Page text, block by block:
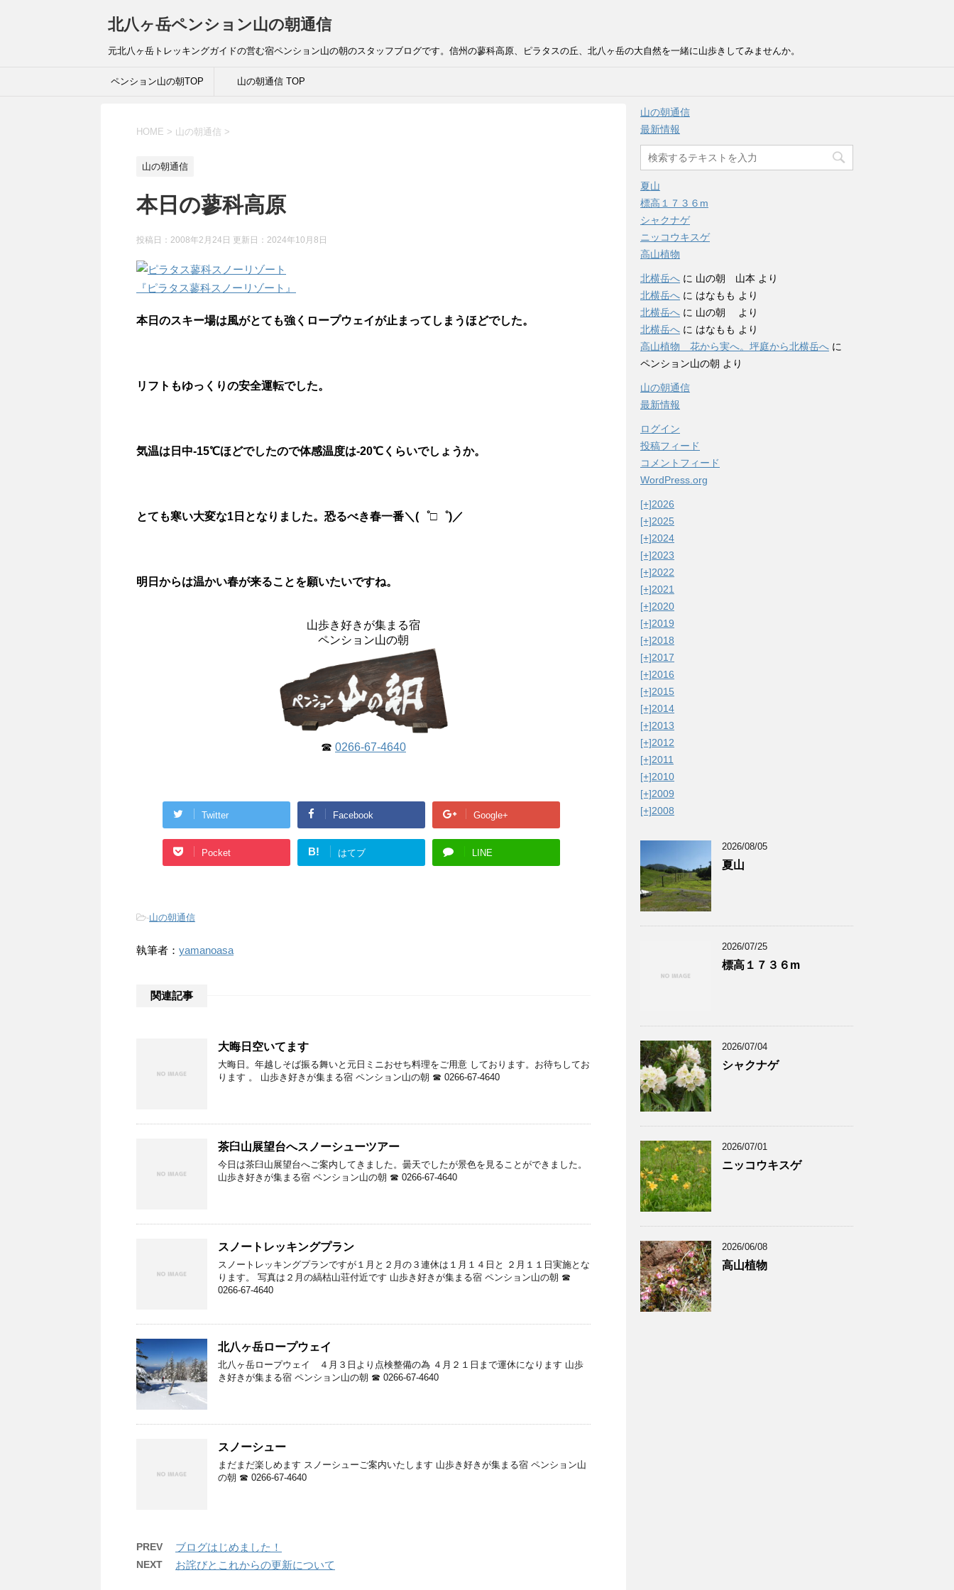
北八ヶ岳ペンション山の朝通信
元北八ヶ岳トレッキングガイドの営む宿ペンション山の朝のスタッフブログです。信州の蓼科高原、ピラタスの丘、北八ヶ岳の大自然を一緒に山歩きしてみませんか。
ペンション山の朝TOP 山の朝通信 TOP
HOME > 山の朝通信 >
山の朝通信
本日の蓼科高原
投稿日：2008年2月24日 更新日： 2024年10月8日
『ピラタス蓼科スノーリゾート』
本日のスキー場は風がとても強くロープウェイが止まってしまうほどでした。
リフトもゆっくりの安全運転でした。
気温は日中-15℃ほどでしたので体感温度は-20℃くらいでしょうか。
とても寒い大変な1日となりました。恐るべき春一番＼(゜□゜)／
明日からは温かい春が来ることを願いたいですね。
山歩き好きが集まる宿
ペンション山の朝
☎ 0266-67-4640
Twitter Facebook Google+
Pocket B! はてブ LINE
-山の朝通信
執筆者： yamanoasa
関連記事
大晦日空いてます
大晦日。年越しそば振る舞いと元日ミニおせち料理をご用意 しております。お待ちしてお
ります 。 山歩き好きが集まる宿 ペンション山の朝 ☎ 0266-67-4640
茶臼山展望台へスノーシューツアー
今日は茶臼山展望台へご案内してきました。曇天でしたが景色を見ることができました。
山歩き好きが集まる宿 ペンション山の朝 ☎ 0266-67-4640
スノートレッキングプラン
スノートレッキングプランですが１月と２月の３連休は１月１４日と ２月１１日実施とな
ります。 写真は２月の縞枯山荘付近です 山歩き好きが集まる宿 ペンション山の朝 ☎
0266-67-4640
北八ヶ岳ロープウェイ
北八ヶ岳ロープウェイ ４月３日より点検整備の為 ４月２１日まで運休になります 山歩
き好きが集まる宿 ペンション山の朝 ☎ 0266-67-4640
スノーシュー
まだまだ楽しめます スノーシューご案内いたします 山歩き好きが集まる宿 ペンション山
の朝 ☎ 0266-67-4640
PREV ブログはじめました！
NEXT お詫びとこれからの更新について
山の朝通信
最新情報
夏山
標高１７３６m
シャクナゲ
ニッコウキスゲ
高山植物
北横岳へ に 山の朝 山本 より
北横岳へ に はなもも より
北横岳へ に 山の朝
より
北横岳へ に はなもも より
高山植物 花から実へ。坪庭から北横岳へ に
ペンション山の朝 より
山の朝通信
最新情報
ログイン
投稿フィード
コメントフィード
WordPress.org
[+]2026
[+]2025
[+]2024
[+]2023
[+]2022
[+]2021
[+]2020
[+]2019
[+]2018
[+]2017
[+]2016
[+]2015
[+]2014
[+]2013
[+]2012
[+]2011
[+]2010
[+]2009
[+]2008
2026/08/05
夏山
2026/07/25
標高１７３６m
2026/07/04
シャクナゲ
2026/07/01
ニッコウキスゲ
2026/06/08
高山植物